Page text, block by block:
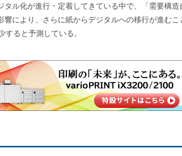
ル化が進行・定着してきている中で、「需要構造
により、さらに紙からデジタルへの移行が進むこ
ると予測している。